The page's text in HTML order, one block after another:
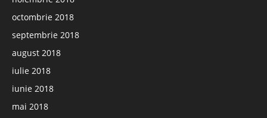
octombrie 2018
septembrie 2018
august 2018
iulie 2018
iunie 2018
mai 2018